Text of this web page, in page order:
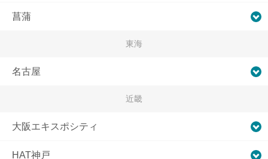
菖蒲
東海
名古屋
近畿
大阪エキスポシティ
HAT神戸